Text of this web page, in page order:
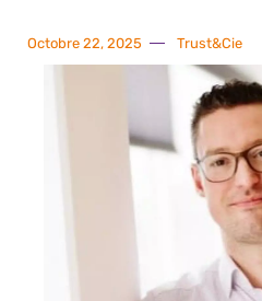
Octobre 22, 2025 Trust&Cie